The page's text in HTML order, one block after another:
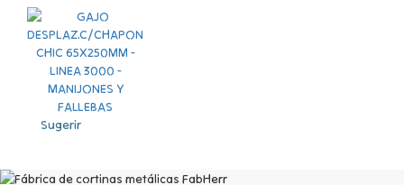
Sugerir